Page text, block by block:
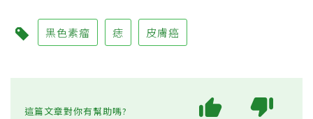
黑色素瘤 痣 皮膚癌
這篇文章對你有幫助嗎?